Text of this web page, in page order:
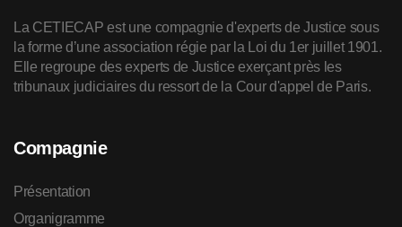
La CETIECAP est une compagnie d'experts de Justice sous
la forme d’une association régie par la Loi du 1er juillet 1901.
Elle regroupe des experts de Justice exerçant près les
tribunaux judiciaires du ressort de la Cour d'appel de Paris.
Compagnie
Présentation
Organigramme